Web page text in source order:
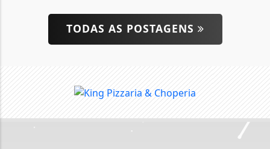
TODAS AS POSTAGENS